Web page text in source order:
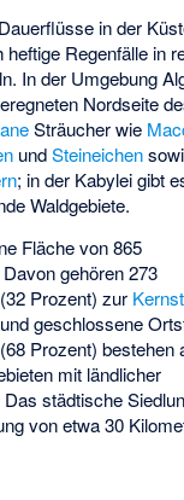
in der
Regenfälle in
In der Umgebung
Nordseite
Sträucher wie
undSteineichen
; in der Kabylei gibt
Waldgebiete.
Fläche von 865
gehören 273
Prozent) zur
geschlossene
Prozent) bestehen
mit ländlicher
städtische
von etwa 30